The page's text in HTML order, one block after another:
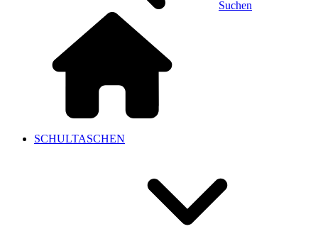
Suchen
SCHULTASCHEN